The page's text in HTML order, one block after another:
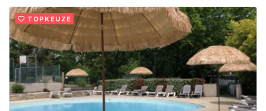
TOPKEUZE